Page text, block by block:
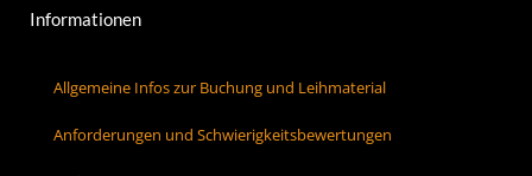
Informationen
Allgemeine Infos zur Buchung und Leihmaterial
Anforderungen und Schwierigkeitsbewertungen